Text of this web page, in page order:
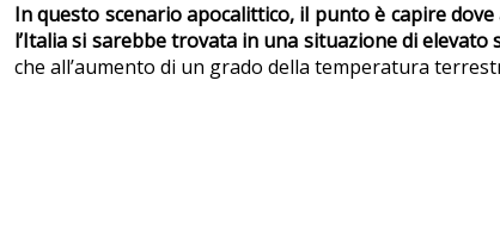
In questo scenario apocalittico, il punto è capire
l’Italia si sarebbe trovata in una situazione di elevato
che all’aumento di un grado della temperatura